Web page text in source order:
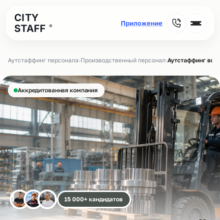
CITY
STAFF
®
Аутстаффинг персонала›Производственный персонал›Аутстаффинг
Аккредитованная компания
15 000+ кандидатов